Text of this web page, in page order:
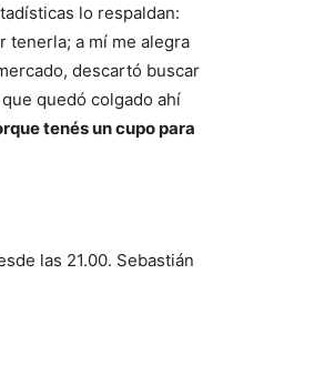
lo respaldan:
tenerla; a mí me alegra
descartó buscar
quedó colgado ahí
tenés un cupo para
las 21.00. Sebastián